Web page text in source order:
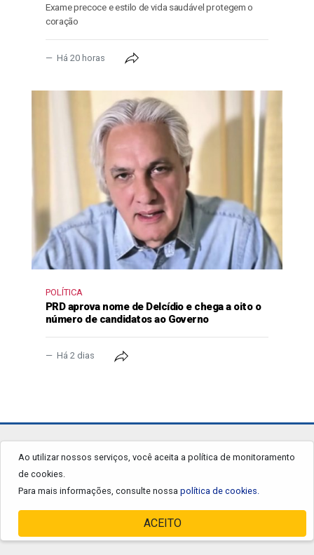
Exame precoce e estilo de vida saudável protegem o
coração
Há 20 horas
POLÍTICA
PRD aprova nome de Delcídio e chega a oito o
número de candidatos ao Governo
Há 2 dias
Ao utilizar nossos serviços, você aceita a política de monitoramento
de cookies.
Para mais informações, consulte nossa política de cookies.
ACEITO
jornalgrandourados.com.br